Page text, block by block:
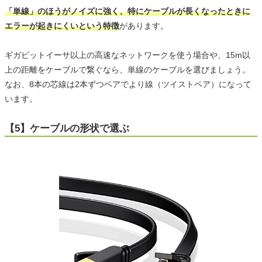
「単線」のほうがノイズに強く、特にケーブルが長くなったときに
エラーが起きにくいという特徴があります。
ギガビットイーサ以上の高速なネットワークを使う場合や、15m以
上の距離をケーブルで繋ぐなら、単線のケーブルを選びましょう。
なお、8本の芯線は2本ずつペアでより線（ツイストペア）になって
います。
【5】ケーブルの形状で選ぶ